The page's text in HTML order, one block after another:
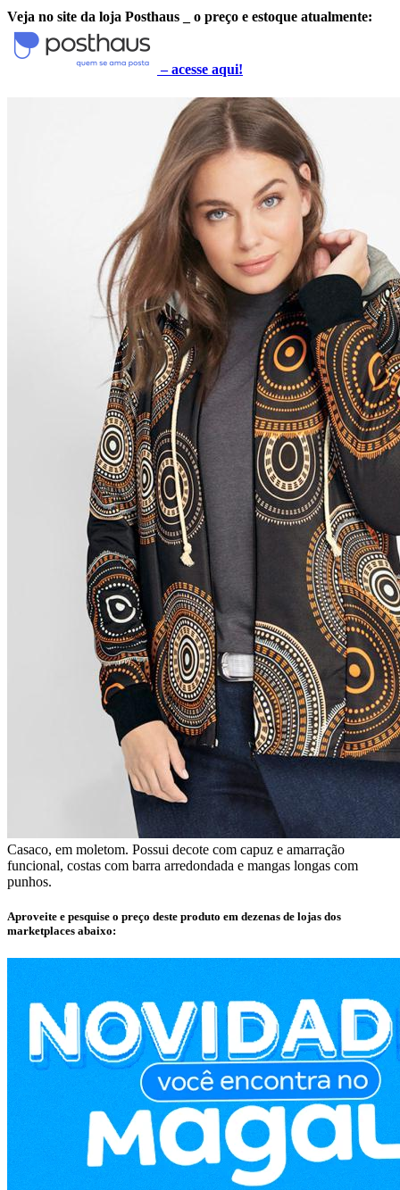
Veja no site da loja Posthaus _ o preço e estoque atualmente:
–acesse aqui!
Casaco, em moletom. Possui decote com capuz e amarração
funcional, costas com barra arredondada e mangas longas com
punhos.
Aproveite e pesquise o preço deste produto em dezenas de lojas dos
marketplaces abaixo: